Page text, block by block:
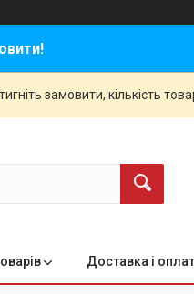
замовити, кількість
Доставка і